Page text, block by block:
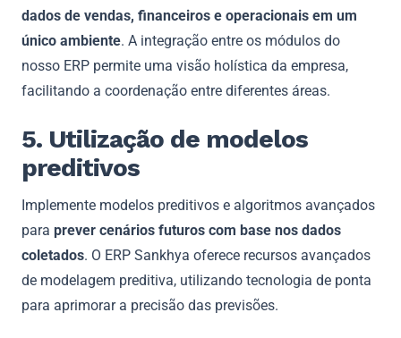
dados de vendas, financeiros e operacionais em um
único ambiente. A integração entre os módulos do
nosso ERP permite uma visão holística da empresa,
facilitando a coordenação entre diferentes áreas.
5. Utilização de modelos
preditivos
Implemente modelos preditivos e algoritmos avançados
para prever cenários futuros com base nos dados
coletados. O ERP Sankhya oferece recursos avançados
de modelagem preditiva, utilizando tecnologia de ponta
para aprimorar a precisão das previsões.